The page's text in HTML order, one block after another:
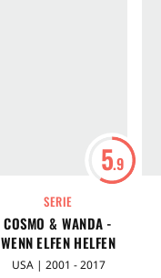
5.9
SERIE
COSMO & WANDA -
WENN ELFEN HELFEN
USA | 2001 - 2017